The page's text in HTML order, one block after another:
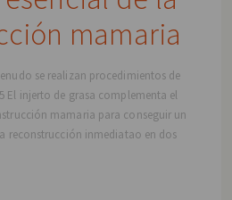
mamaria
se realizan procedimientos de
5 El injerto de grasa complementa el
mamaria para conseguir un
reconstrucción inmediatao en dos